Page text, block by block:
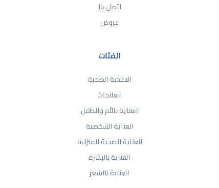
اتصل بنا
عروض
الفئات
الاغذية الصحية
العلاجات
العناية بالأم والطفل
العناية الشخصية
العناية الصحية المنزلية
العناية بالبشرة
العناية بالشعر